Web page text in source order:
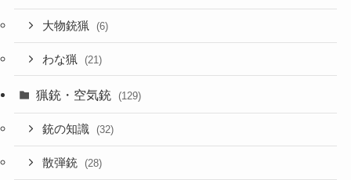
大物銃猟 (6)
わな猟 (21)
猟銃・空気銃 (129)
銃の知識 (32)
散弾銃 (28)